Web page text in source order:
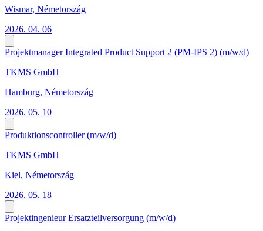
Wismar, Németország
2026. 04. 06
Projektmanager Integrated Product Support 2 (PM-IPS 2) (m/w/d)
TKMS GmbH
Hamburg, Németország
2026. 05. 10
Produktionscontroller (m/w/d)
TKMS GmbH
Kiel, Németország
2026. 05. 18
Projektingenieur Ersatzteilversorgung (m/w/d)